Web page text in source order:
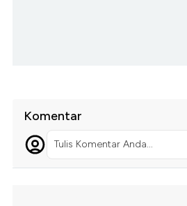
Komentar
Tulis Komentar Anda...